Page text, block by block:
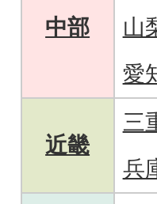
中部
山
愛
近畿
三
兵